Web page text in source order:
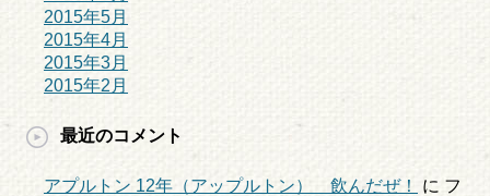
2015年5月
2015年4月
2015年3月
2015年2月
最近のコメント
アプルトン 12年（アップルトン） 飲んだぜ！ に フ